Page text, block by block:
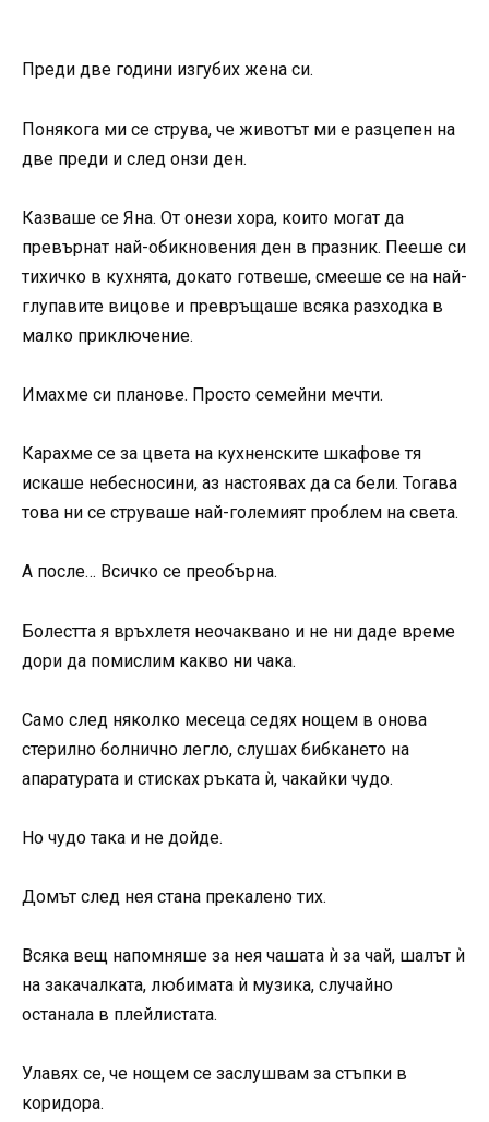
Преди две години изгубих жена си.
Понякога ми се струва, че животът ми е разцепен на
две преди и след онзи ден.
Казваше се Яна. От онези хора, които могат да
превърнат най-обикновения ден в празник. Пееше си
тихичко в кухнята, докато готвеше, смееше се на най-
глупавите вицове и превръщаше всяка разходка в
малко приключение.
Имахме си планове. Просто семейни мечти.
Карахме се за цвета на кухненските шкафове тя
искаше небесносини, аз настоявах да са бели. Тогава
това ни се струваше най-големият проблем на света.
А после… Всичко се преобърна.
Болестта я връхлетя неочаквано и не ни даде време
дори да помислим какво ни чака.
Само след няколко месеца седях нощем в онова
стерилно болнично легло, слушах бибкането на
апаратурата и стисках ръката ѝ, чакайки чудо.
Но чудо така и не дойде.
Домът след нея стана прекалено тих.
Всяка вещ напомняше за нея чашата ѝ за чай, шалът ѝ
на закачалката, любимата ѝ музика, случайно
останала в плейлистата.
Улавях се, че нощем се заслушвам за стъпки в
коридора.